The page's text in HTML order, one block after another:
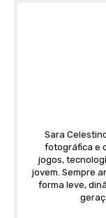
Sara
fotográfica e
jogos,
jovem. Sempre
forma leve,